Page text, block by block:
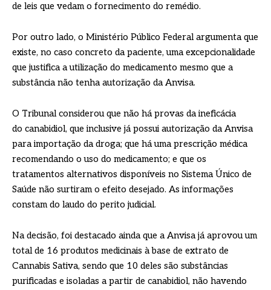
de leis que vedam o fornecimento do remédio.
Por outro lado, o Ministério Público Federal argumenta que
existe, no caso concreto da paciente, uma excepcionalidade
que justifica a utilização do medicamento mesmo que a
substância não tenha autorização da Anvisa.
O Tribunal considerou que não há provas da ineficácia
do canabidiol, que inclusive já possui autorização da Anvisa
para importação da droga; que há uma prescrição médica
recomendando o uso do medicamento; e que os
tratamentos alternativos disponíveis no Sistema Único de
Saúde não surtiram o efeito desejado. As informações
constam do laudo do perito judicial.
Na decisão, foi destacado ainda que a Anvisa já aprovou um
total de 16 produtos medicinais à base de extrato de
Cannabis Sativa, sendo que 10 deles são substâncias
purificadas e isoladas a partir de canabidiol, não havendo